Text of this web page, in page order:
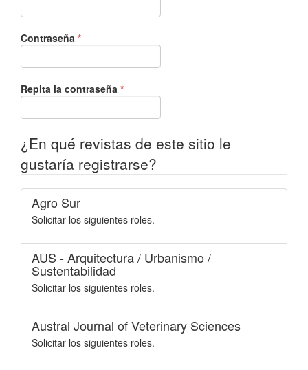
Contraseña *Obligatorio
Repita la contraseña *Obligatorio
¿En qué revistas de este sitio le
gustaría registrarse?
Agro Sur
Solicitar los siguientes roles.
AUS - Arquitectura / Urbanismo /
Sustentabilidad
Solicitar los siguientes roles.
Austral Journal of Veterinary Sciences
Solicitar los siguientes roles.